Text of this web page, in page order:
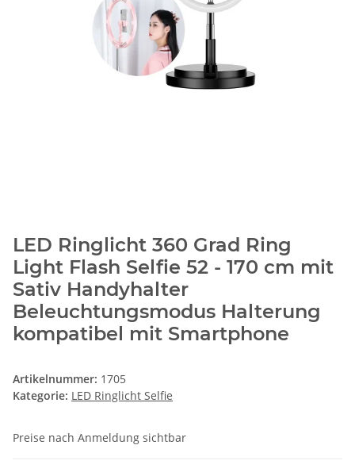
LED Ringlicht 360 Grad Ring
Light Flash Selfie 52 - 170 cm mit
Sativ Handyhalter
Beleuchtungsmodus Halterung
kompatibel mit Smartphone
Artikelnummer: 1705
Kategorie: LED Ringlicht Selfie
Preise nach Anmeldung sichtbar